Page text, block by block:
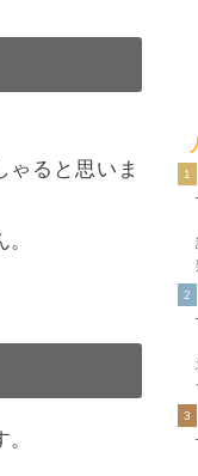
ゃると思いま
1
2
3